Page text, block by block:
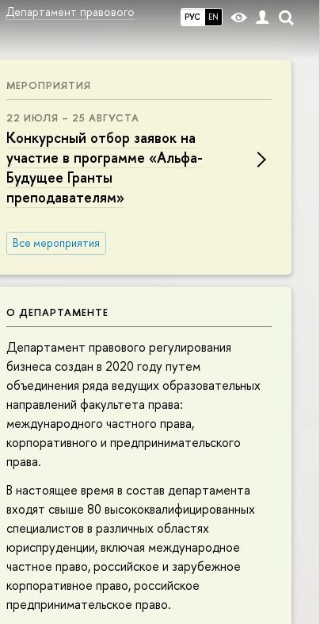
РУС EN
Департамент правового
МЕРОПРИЯТИЯ
22 ИЮЛЯ – 25 АВГУСТА
Конкурсный отбор заявок на
участие в программе «Альфа-
Будущее Гранты
преподавателям»
Все мероприятия
О ДЕПАРТАМЕНТЕ
Департамент правового регулирования
бизнеса создан в 2020 году путем
объединения ряда ведущих образовательных
направлений факультета права:
международного частного права,
корпоративного и предпринимательского
права.
В настоящее время в состав департамента
входят свыше 80 высококвалифицированных
специалистов в различных областях
юриспруденции, включая международное
частное право, российское и зарубежное
корпоративное право, российское
предпринимательское право.